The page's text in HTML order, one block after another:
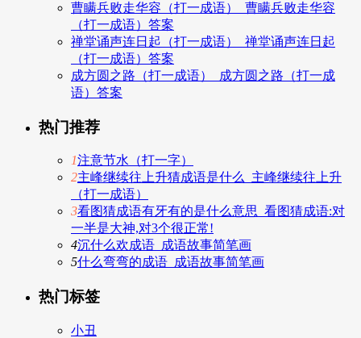
曹瞒兵败走华容（打一成语）_曹瞒兵败走华容
（打一成语）答案
禅堂诵声连日起（打一成语）_禅堂诵声连日起
（打一成语）答案
成方圆之路（打一成语）_成方圆之路（打一成
语）答案
热门推荐
1注意节水（打一字）
2主峰继续往上升猜成语是什么_主峰继续往上升
（打一成语）
3看图猜成语有牙有的是什么意思_看图猜成语:对
一半是大神,对3个很正常!
4沉什么欢成语_成语故事简笔画
5什么弯弯的成语_成语故事简笔画
热门标签
小丑